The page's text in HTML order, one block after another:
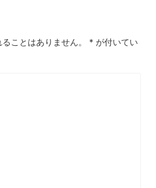
ことはありません。 * が付いてい